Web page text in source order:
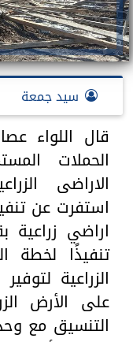
سيد جمعة
قال اللواء
الحملات
الاراضى
اراضي زراعية
تنفيذًا لخطة
الزراعية
على الأرض
التنسيق مع